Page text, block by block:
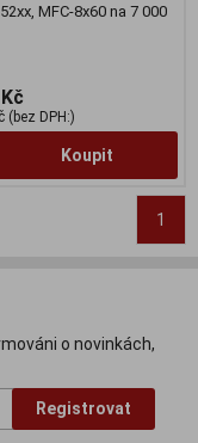
MFC-8x60 na 7 000
(bez DPH:)
Koupit
1
o novinkách,
Registrovat